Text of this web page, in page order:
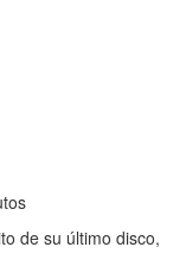
de su último disco,